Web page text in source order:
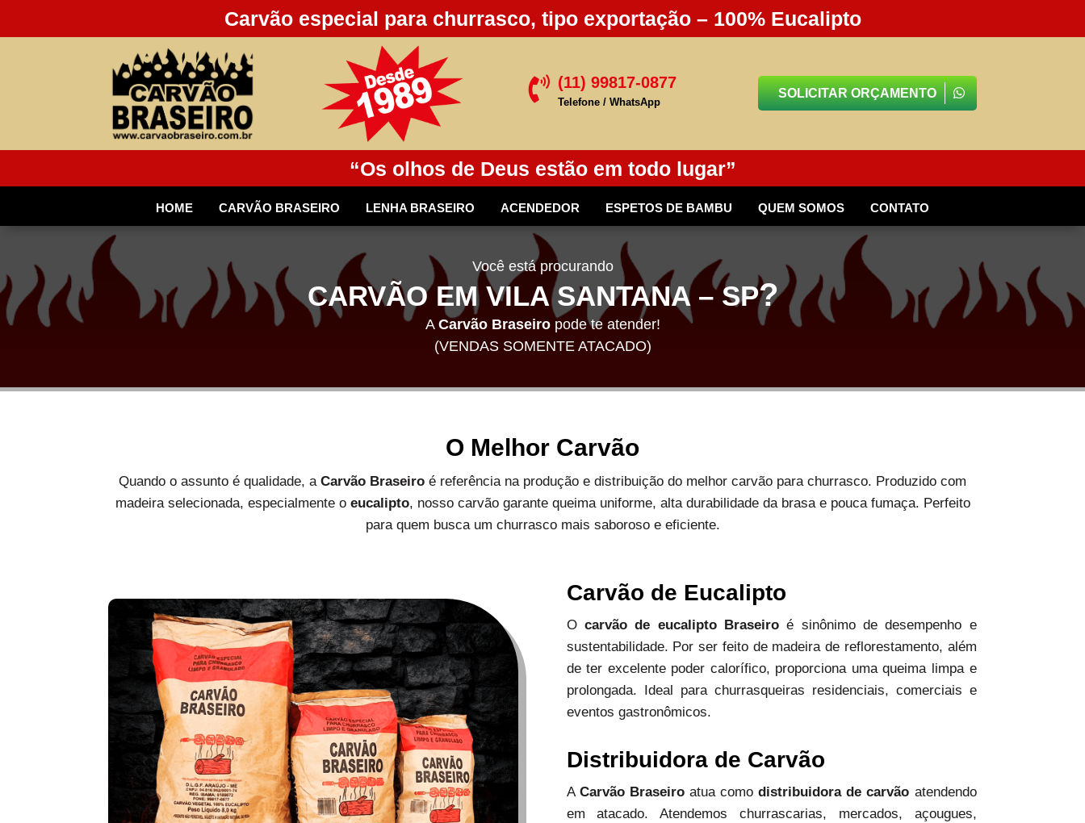
Carvão especial para churrasco, tipo exportação – 100% Eucalipto
 (11) 99817-0877
Telefone / WhatsApp
SOLICITAR ORÇAMENTO
“Os olhos de Deus estão em todo lugar”
HOME CARVÃO BRASEIRO LENHA BRASEIRO ACENDEDOR ESPETOS DE BAMBU QUEM SOMOS CONTATO
Você está procurando
CARVÃO EM VILA SANTANA – SP?
A Carvão Braseiropode te atender!
(VENDAS SOMENTE ATACADO)
O Melhor Carvão
Quando o assunto é qualidade, a Carvão Braseiro é referência na produção e distribuição do melhor carvão para churrasco. Produzido com
madeira selecionada, especialmente o eucalipto, nosso carvão garante queima uniforme, alta durabilidade da brasa e pouca fumaça. Perfeito
para quem busca um churrasco mais saboroso e eficiente.
Carvão de Eucalipto
O carvão de eucalipto Braseiroé sinônimo de desempenho e
sustentabilidade. Por ser feito de madeira de reflorestamento, além
de ter excelente poder calorífico, proporciona uma queima limpa e
prolongada. Ideal para churrasqueiras residenciais, comerciais e
eventos gastronômicos.
Distribuidora de Carvão
A Carvão Braseiroatua comodistribuidora de carvão atendendo
em atacado. Atendemos churrascarias, mercados, açougues,